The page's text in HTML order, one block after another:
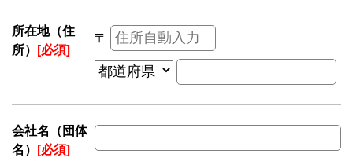
所在地（住
所） [必須]
〒
会社名（団体
名） [必須]